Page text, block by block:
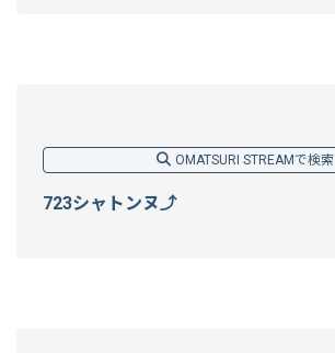
OMATSURI STREAMで検索
723シャトンヌ⤴